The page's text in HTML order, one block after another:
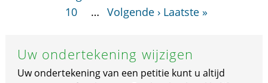
10
… Volgende › Laatste »
Uw ondertekening wijzigen
Uw ondertekening van een petitie kunt u altijd